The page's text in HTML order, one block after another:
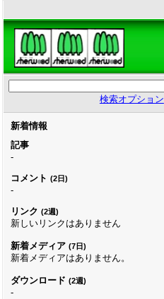
検索オプション
新着情報
記事
-
コメント (2日)
-
リンク (2週)
新しいリンクはありません
新着メディア (7日)
新着メディアはありません。
ダウンロード (2週)
-